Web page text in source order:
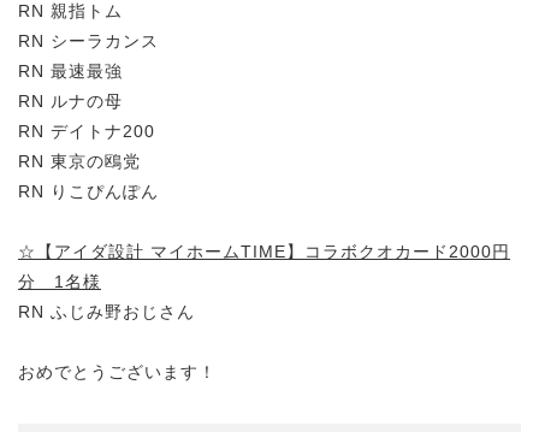
RN 親指トム
RN シーラカンス
RN 最速最強
RN ルナの母
RN デイトナ200
RN 東京の鴎党
RN りこぴんぽん
☆【アイダ設計 マイホームTIME】コラボクオカード2000円
分 1名様
RN ふじみ野おじさん
おめでとうございます！